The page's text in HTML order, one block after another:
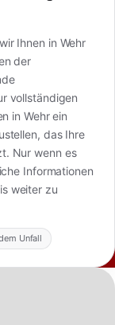
Ihnen in Wehr
der
vollständigen
in Wehr ein
das Ihre
Nur wenn es
Informationen
weiter zu
Unfall